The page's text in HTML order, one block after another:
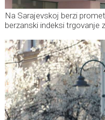
Na Sarajevskoj berzi
berzanski indeksi trgovanje